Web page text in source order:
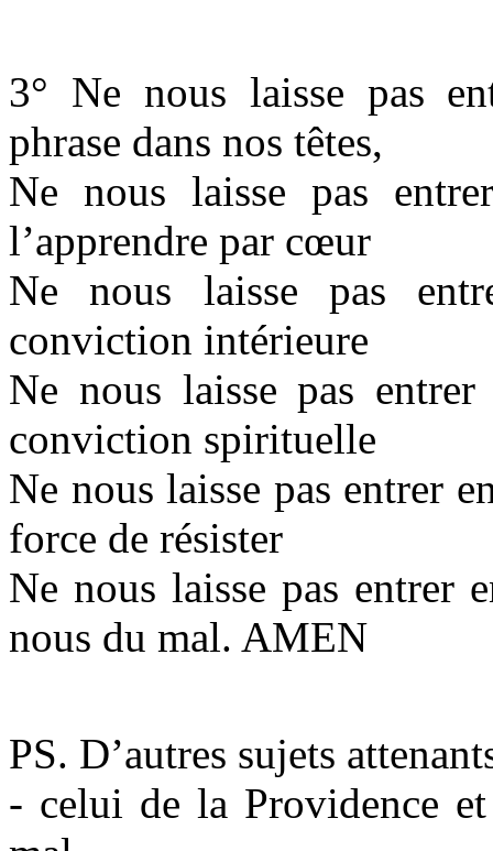
3° Ne nous laisse pas
phrase dans nos têtes,
Ne nous laisse pas
l’apprendre par cœur
Ne nous laisse pas
conviction intérieure
Ne nous laisse pas
conviction spirituelle
Ne nous laisse pas entrer
force de résister
Ne nous laisse pas entrer
nous du mal. AMEN
PS. D’autres sujets
- celui de la Providence